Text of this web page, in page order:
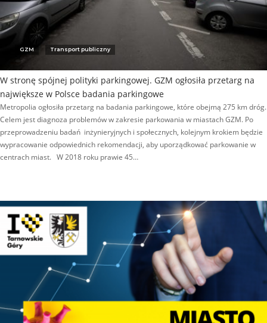
GZM Transport publiczny
W stronę spójnej polityki parkingowej. GZM ogłosiła przetarg na
największe w Polsce badania parkingowe
Metropolia ogłosiła przetarg na badania parkingowe, które obejmą 275 km dróg.
Celem jest diagnoza problemów w zakresie parkowania w miastach GZM. Po
przeprowadzeniu badań inżynieryjnych i społecznych, kolejnym krokiem będzie
wypracowanie odpowiednich rekomendacji, aby uporządkować parkowanie w
centrach miast. W 2018 roku prawie 45…